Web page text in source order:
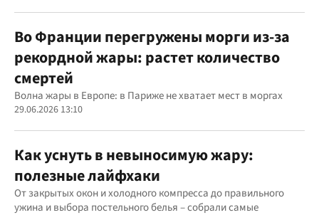
Во Франции перегружены морги из-за
рекордной жары: растет количество
смертей
Волна жары в Европе: в Париже не хватает мест в моргах
29.06.2026 13:10
Как уснуть в невыносимую жару:
полезные лайфхаки
От закрытых окон и холодного компресса до правильного
ужина и выбора постельного белья – собрали самые